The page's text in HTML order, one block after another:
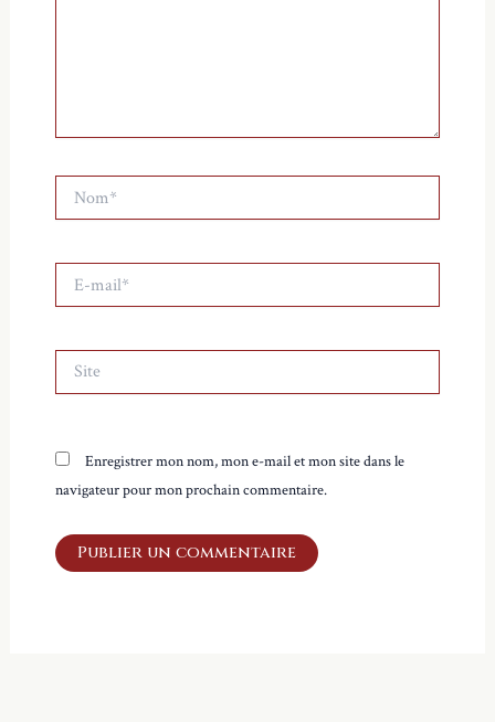
mail*
Enregistrer mon nom, mon e-mail et mon site dans le
navigateur pour mon prochain commentaire.